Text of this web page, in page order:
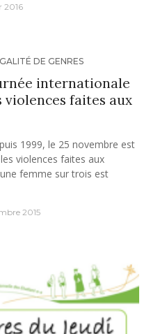
2016
DE GENRES
internationale
faites aux
1999, le 25 novembre est
violences faites aux
femme sur trois est
2015